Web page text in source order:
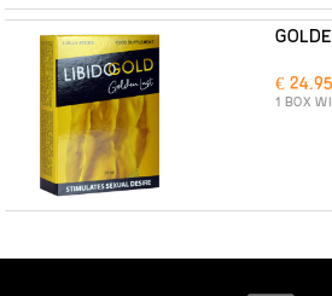
€ 24.95
1 BOX